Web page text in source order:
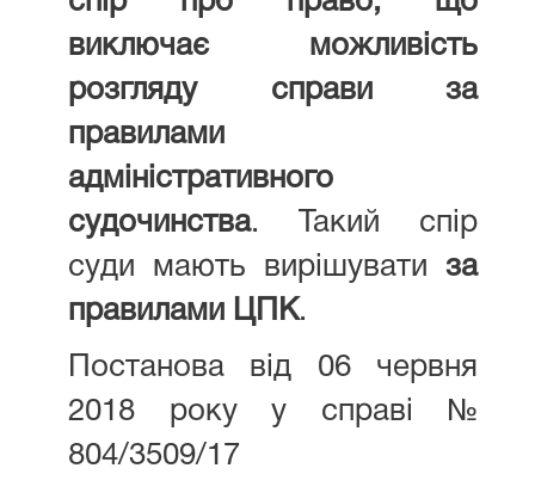
виключає можливість
розгляду справи за
правилами
адміністративного
судочинства. Такий спір
суди мають вирішувати за
правилами ЦПК.
Постанова від 06 червня
2018 року у справі №
804/3509/17